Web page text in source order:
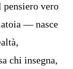
vero
— nasce
chi insegna,